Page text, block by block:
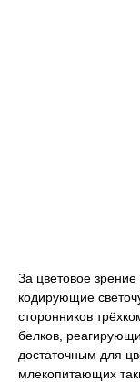
За цветовое зрение
кодирующие
сторонников
белков,
достаточным для
млекопитающих